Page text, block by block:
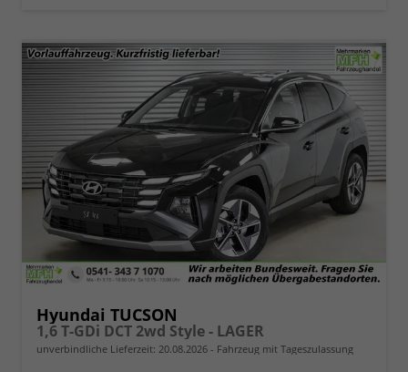
Hyundai TUCSON
1,6 T-GDi DCT 2wd Style - LAGER
unverbindliche Lieferzeit: 20.08.2026 Fahrzeug mit Tageszulassung